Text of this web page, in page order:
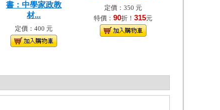
書：中學家政教
材...
定價：400 元
定價：350 元
特價： 90折！ 315元